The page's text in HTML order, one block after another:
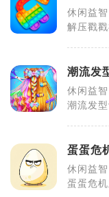
休闲益
解压戳
潮流发
休闲益
潮流发
蛋蛋危
休闲益
蛋蛋危